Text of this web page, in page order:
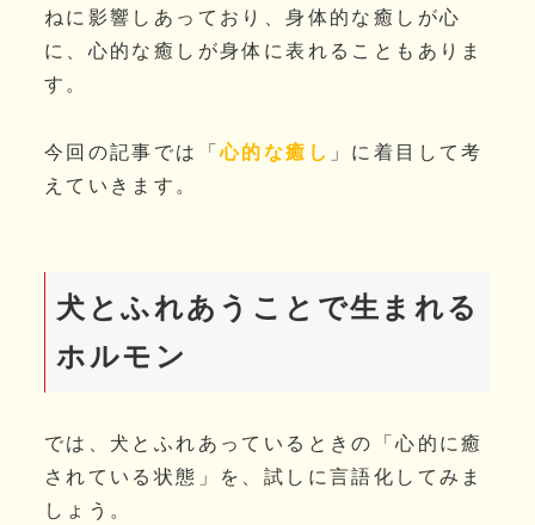
ねに影響しあっており、身体的な癒しが心
に、心的な癒しが身体に表れることもありま
す。
今回の記事では「心的な癒し 」に着目して考
えていきます。
犬とふれあうことで生まれる
ホルモン
では、犬とふれあっているときの「心的に癒
されている状態」を、試しに言語化してみま
しょう。